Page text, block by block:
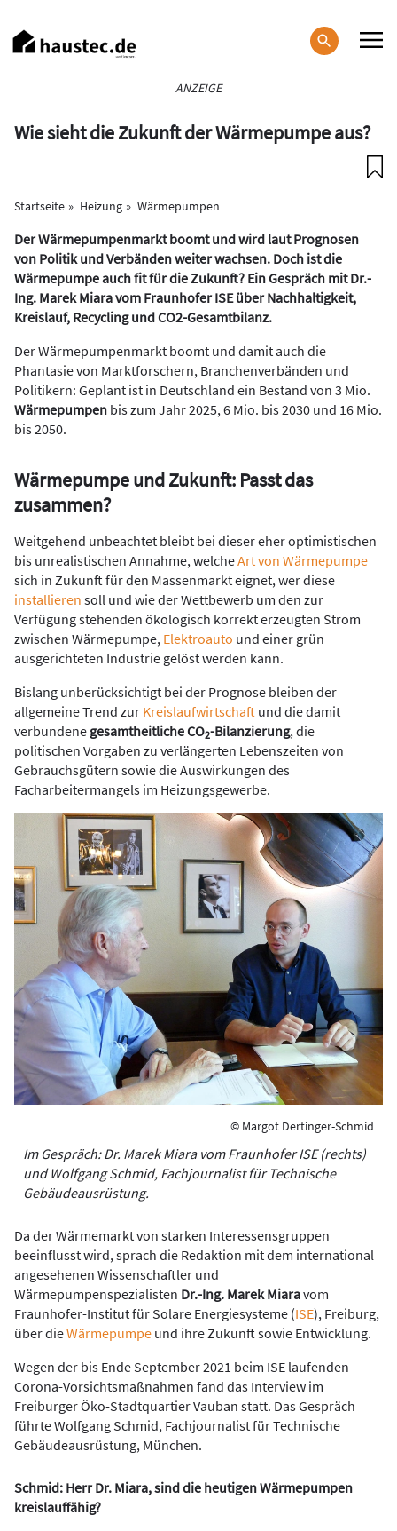
zum
Inhalt
ANZEIGE
Wie sieht die Zukunft der Wärmepumpe aus?
Startseite Heizung Wärmepumpen
Der Wärmepumpenmarkt boomt und wird laut Prognosen
von Politik und Verbänden weiter wachsen. Doch ist die
Wärmepumpe auch fit für die Zukunft? Ein Gespräch mit Dr.-
Ing. Marek Miara vom Fraunhofer ISE über Nachhaltigkeit,
Kreislauf, Recycling und CO2-Gesamtbilanz.
Der Wärmepumpenmarkt boomt und damit auch die
Phantasie von Marktforschern, Branchenverbänden und
Politikern: Geplant ist in Deutschland ein Bestand von 3 Mio.
Wärmepumpen bis zum Jahr 2025, 6 Mio. bis 2030 und 16 Mio.
bis 2050.
Wärmepumpe und Zukunft: Passt das
zusammen?
Weitgehend unbeachtet bleibt bei dieser eher optimistischen
bis unrealistischen Annahme, welcheArt von Wärmepumpe
sich in Zukunft für den Massenmarkt eignet, wer diese
installieren soll und wie der Wettbewerb um den zur
Verfügung stehenden ökologisch korrekt erzeugten Strom
zwischen Wärmepumpe, Elektroauto und einer grün
ausgerichteten Industrie gelöst werden kann.
Bislang unberücksichtigt bei der Prognose bleiben der
allgemeine Trend zur Kreislaufwirtschaft und die damit
verbundene gesamtheitliche CO2-Bilanzierung, die
politischen Vorgaben zu verlängerten Lebenszeiten von
Gebrauchsgütern sowie die Auswirkungen des
Facharbeitermangels im Heizungsgewerbe.
© Margot Dertinger-Schmid
Im Gespräch: Dr. Marek Miara vom Fraunhofer ISE (rechts)
und Wolfgang Schmid, Fachjournalist für Technische
Gebäudeausrüstung.
Da der Wärmemarkt von starken Interessensgruppen
beeinflusst wird, sprach die Redaktion mit dem international
angesehenen Wissenschaftler und
Wärmepumpenspezialisten Dr.-Ing. Marek Miaravom
Fraunhofer-Institut für Solare Energiesysteme (ISE), Freiburg,
über dieWärmepumpe und ihre Zukunft sowie Entwicklung.
Wegen der bis Ende September 2021 beim ISE laufenden
Corona-Vorsichtsmaßnahmen fand das Interview im
Freiburger Öko-Stadtquartier Vauban statt. Das Gespräch
führte Wolfgang Schmid, Fachjournalist für Technische
Gebäudeausrüstung, München.
Schmid: Herr Dr. Miara, sind die heutigen Wärmepumpen
kreislauffähig?